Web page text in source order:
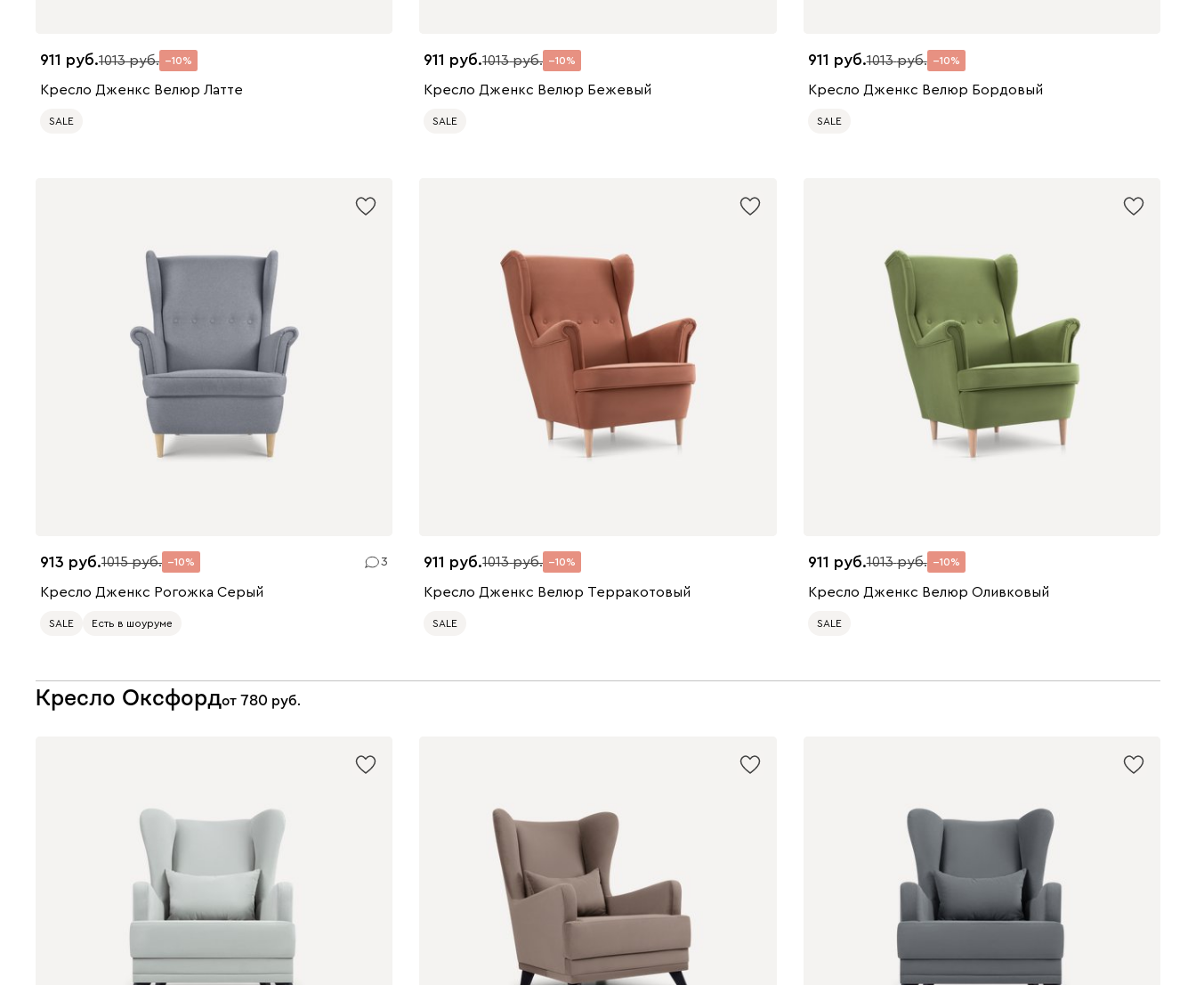
911 1013 10
Кресло Дженкс Велюр Латте
SALE
911 1013 10
Кресло Дженкс Велюр Бежевый
SALE
911 1013 10
Кресло Дженкс Велюр Бордовый
SALE
913 1015 10 3
Кресло Дженкс Рогожка Серый
SALE Есть в шоуруме
911 1013 10
Кресло Дженкс Велюр Терракотовый
SALE
911 1013 10
Кресло Дженкс Велюр Оливковый
SALE
Кресло Оксфордот 780